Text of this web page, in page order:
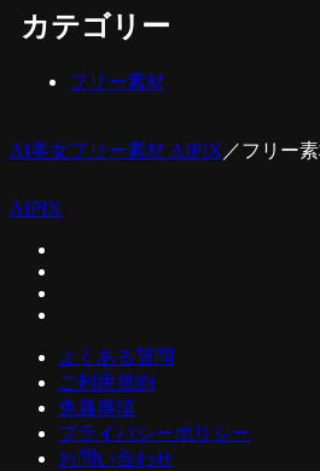
カテゴリー
フリー素材
AI美女フリー素材 AIPIX ／フリー
AIPIX
よくある質問
ご利用規約
免責事項
プライバシーポリシー
お問い合わせ